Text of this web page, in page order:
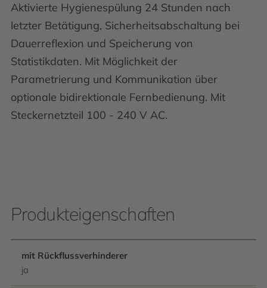
Aktivierte Hygienespülung 24 Stunden nach
letzter Betätigung, Sicherheitsabschaltung bei
Dauerreflexion und Speicherung von
Statistikdaten. Mit Möglichkeit der
Parametrierung und Kommunikation über
optionale bidirektionale Fernbedienung. Mit
Steckernetzteil 100 - 240 V AC.
Produkteigenschaften
mit Rückflussverhinderer
ja